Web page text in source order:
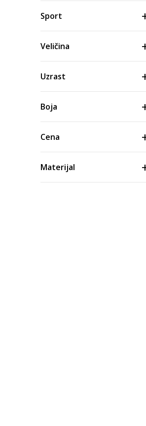
Sport
Veličina
Uzrast
Boja
Cena
Materijal